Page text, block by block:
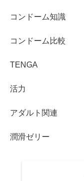
コンドーム知識
コンドーム比較
TENGA
活力
アダルト関連
潤滑ゼリー